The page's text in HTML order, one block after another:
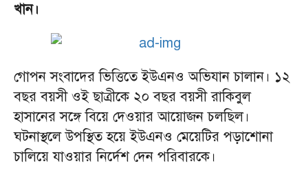
খান।
গোপন সংবাদের ভিত্তিতে ইউএনও অভিযান চালান। ১২
বছর বয়সী ওই ছাত্রীকে ২০ বছর বয়সী রাকিবুল
হাসানের সঙ্গে বিয়ে দেওয়ার আয়োজন চলছিল।
ঘটনাস্থলে উপস্থিত হয়ে ইউএনও মেয়েটির পড়াশোনা
চালিয়ে যাওয়ার নির্দেশ দেন পরিবারকে।